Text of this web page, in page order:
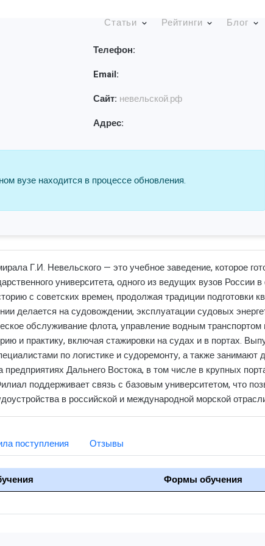
Статьи Рейтинги Блог
Телефон:
Email:
Сайт: невельской.рф
Адрес:
вузе находится в процессе обновления.
Г.И. Невельского — это учебное заведение, которое
университета, одного из ведущих вузов России
с советских времен, продолжая традиции подготовки
делается на судовождении, эксплуатации судовых
обслуживание флота, управление водным
и практику, включая стажировки на судах и в портах.
по логистике и судоремонту, а также занимают
Дальнего Востока, в том числе в крупных
поддерживает связь с базовым университетом, что
в российской и международной морской
поступления Отзывы
Формы обучения